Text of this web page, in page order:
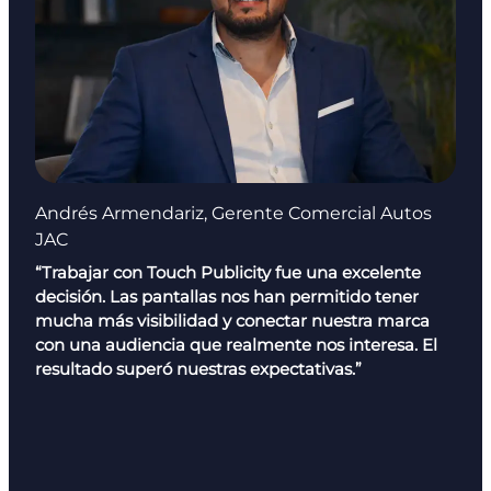
Andrés Armendariz, Gerente Comercial Autos
JAC
“Trabajar con Touch Publicity fue una excelente
decisión. Las pantallas nos han permitido tener
mucha más visibilidad y conectar nuestra marca
con una audiencia que realmente nos interesa. El
resultado superó nuestras expectativas.”